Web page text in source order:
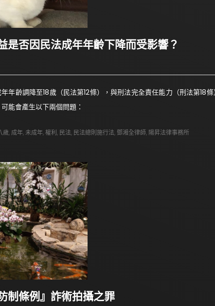
是否因民法成年年齡下降而受影響？
年年齡調降至18歲（民法第12條），與刑法完全責任能力（刑法第18
能會產生以下兩個問題：
歲, 成年,未成年,權利 , 民法, 民法總則施行法, 鄧湘全律師, 陽昇法律事務所
制條例』詐術拍攝之罪